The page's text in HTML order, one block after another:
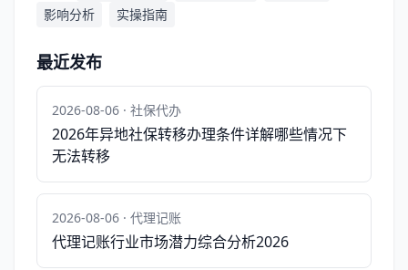
影响分析
实操指南
最近发布
2026-08-06 · 社保代办
2026年异地社保转移办理条件详解哪些情况下
无法转移
2026-08-06 · 代理记账
代理记账行业市场潜力综合分析2026